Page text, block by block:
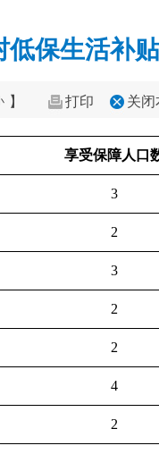
低保生活补
】 打印 关闭
享受保障人口
3
2
3
2
2
4
2